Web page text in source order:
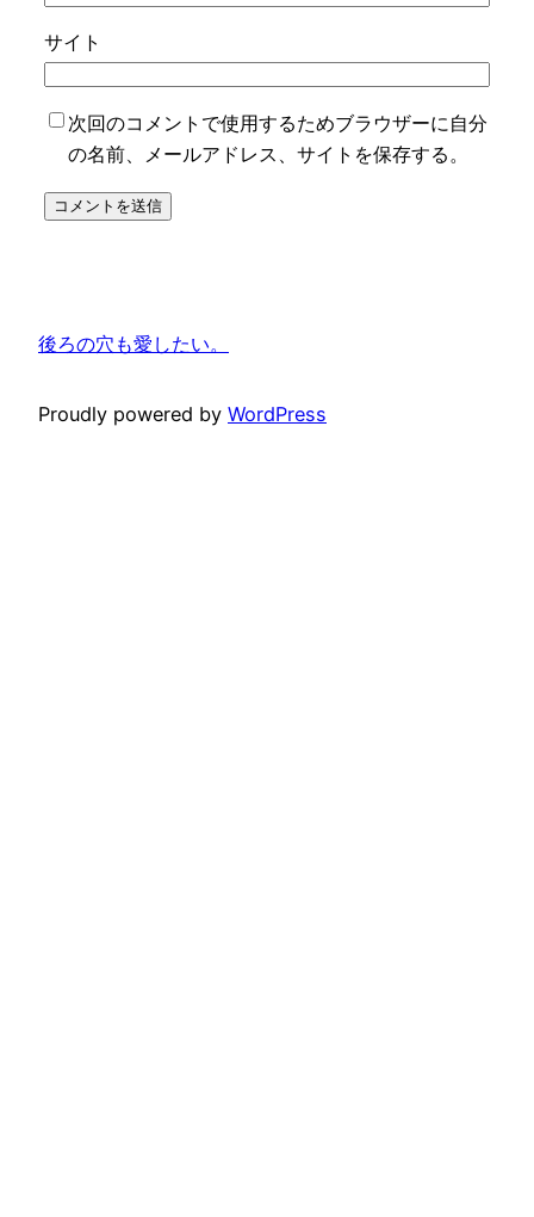
サイト
次回のコメントで使用するためブラウザーに自分
の名前、メールアドレス、サイトを保存する。
後ろの穴も愛したい。
Proudly powered by WordPress